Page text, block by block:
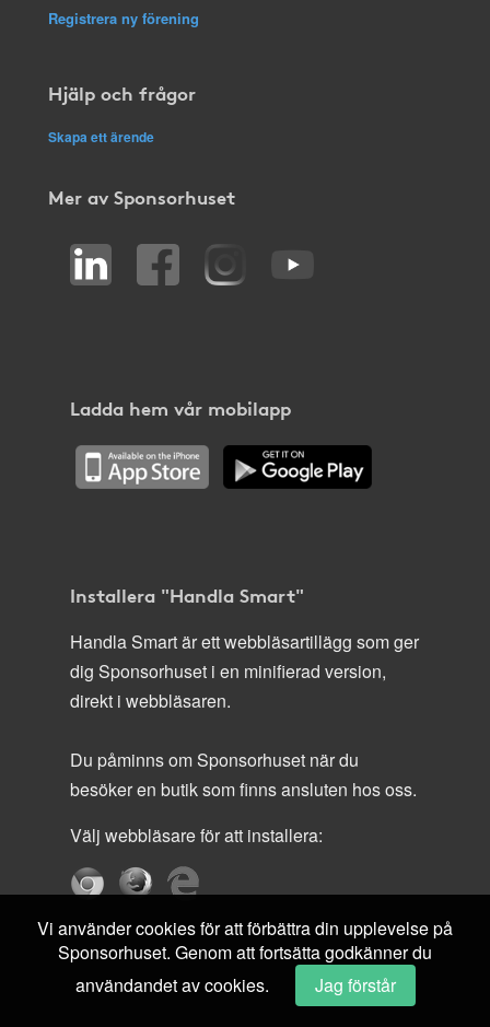
Registrera ny förening
Hjälp och frågor
Skapa ett ärende
Mer av Sponsorhuset
Ladda hem vår mobilapp
Installera "Handla Smart"
Handla Smart är ett webbläsartillägg som ger
dig Sponsorhuset i en minifierad version,
direkt i webbläsaren.
Du påminns om Sponsorhuset när du
besöker en butik som finns ansluten hos oss.
Välj webbläsare för att installera:
Vi använder cookies för att förbättra din upplevelse på
Sponsorhuset. Genom att fortsätta godkänner du
användandet av cookies.
Jag förstår